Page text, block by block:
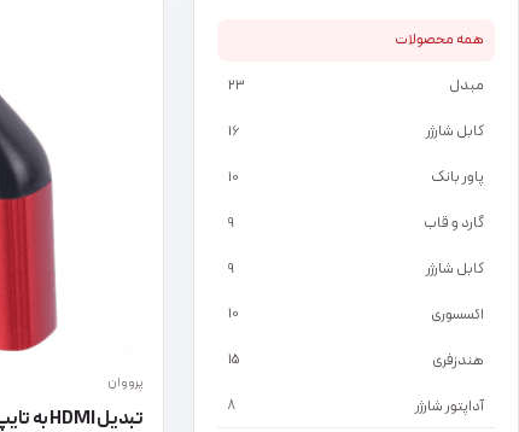
همه محصولات
مبدل 23
کابل شارژر 16
پاور بانک 10
گارد و قاب 9
کابل شارژر 9
اکسسوری 10
هندزفری 15
آداپتور شارژر 8
پرووان